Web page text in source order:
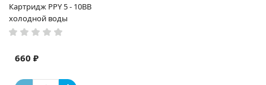
Картридж PPY 5 - 10BB
холодной воды
660 ₽